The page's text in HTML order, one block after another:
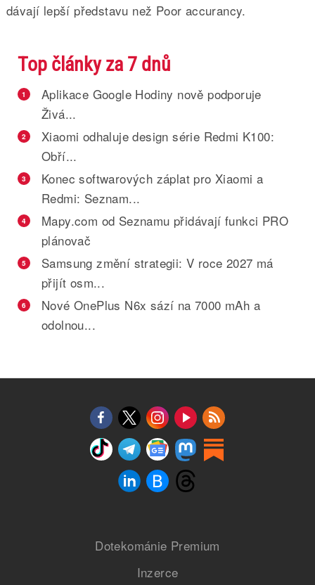
dávají lepší představu než Poor accurancy.
Top články za 7 dnů
1
Aplikace Google Hodiny nově podporuje
Živá...
2
Xiaomi odhaluje design série Redmi K100:
Obří...
3
Konec softwarových záplat pro Xiaomi a
Redmi: Seznam...
4
Mapy.com od Seznamu přidávají funkci PRO
plánovač
5
Samsung změní strategii: V roce 2027 má
přijít osm...
6
Nové OnePlus N6x sází na 7000 mAh a
odolnou...
Dotekománie Premium
Inzerce